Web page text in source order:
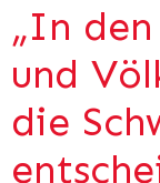
„In
und
die